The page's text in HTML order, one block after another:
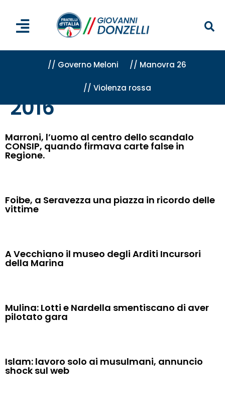
// Governo Meloni // Manovra 26
// Violenza rossa
Archivi per 2016
2016
Marroni, l’uomo al centro dello scandalo
CONSIP, quando firmava carte false in
Regione.
Foibe, a Seravezza una piazza in ricordo delle
vittime
A Vecchiano il museo degli Arditi Incursori
della Marina
Mulina: Lotti e Nardella smentiscano di aver
pilotato gara
Islam: lavoro solo ai musulmani, annuncio
shock sul web